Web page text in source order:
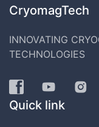
CryomagTech
INNOVATING
TECHNOLOGIES
Quick link